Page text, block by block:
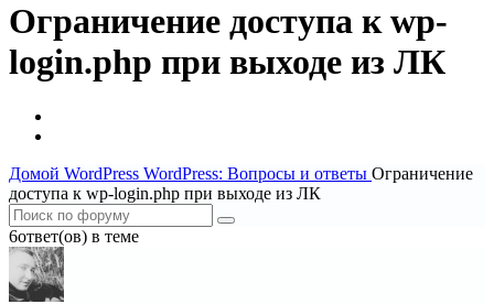
Ограничение доступа к wp-
login.php при выходе из ЛК
Домой WordPress WordPress: Вопросы и ответы Ограничение
доступа к wp-login.php при выходе из ЛК
6ответ(ов) в теме